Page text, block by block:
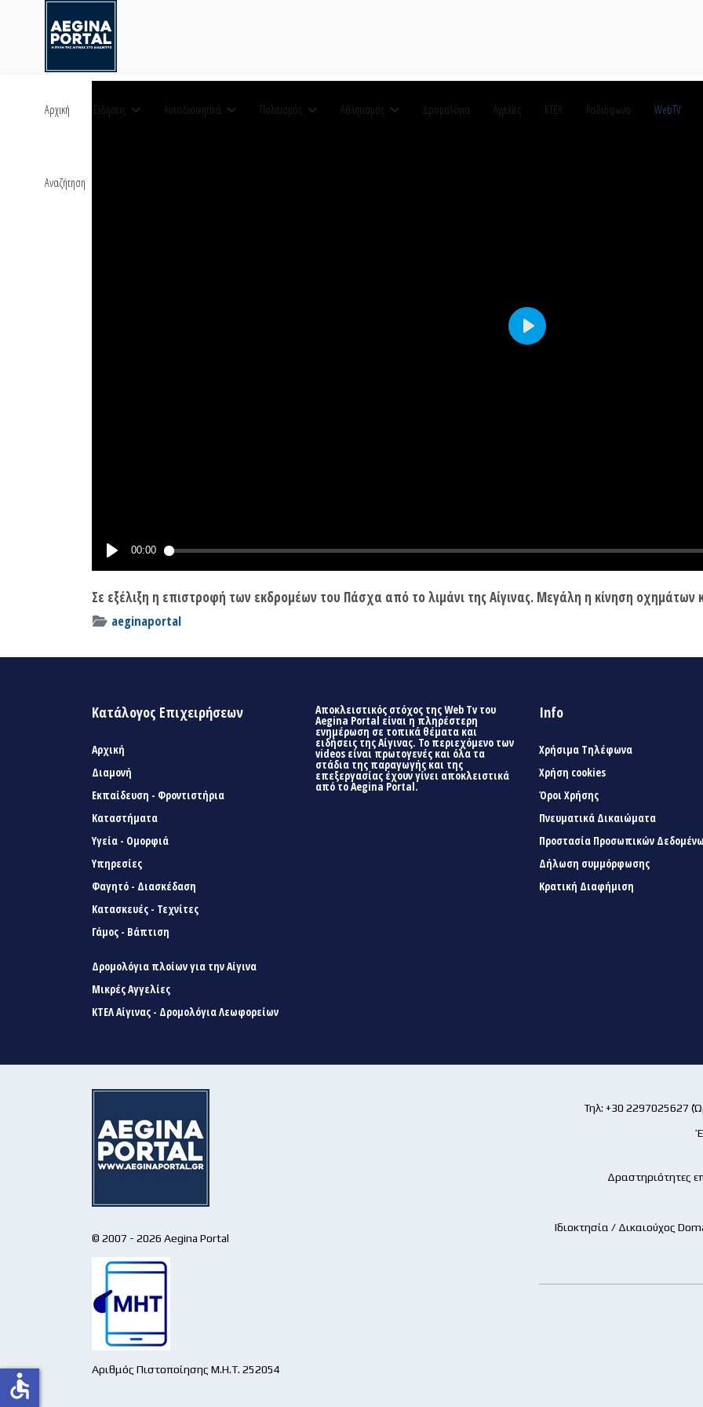
Αρχική Ειδήσεις Αυτοδιοικητικά Πολιτισμός Αθλητισμός Δρομολόγια Αγγελίες ΚΤΕΛ Ραδιόφωνο WebTV
Αναζήτηση
Σε εξέλιξη η επιστροφή των εκδρομέων του Πάσχα από το λιμάνι της Αίγινας. Μεγάλη η κίνηση οχημάτων
aeginaportal
Κατάλογος Επιχειρήσεων
Αρχική
Διαμονή
Εκπαίδευση - Φροντιστήρια
Καταστήματα
Υγεία - Ομορφιά
Υπηρεσίες
Φαγητό - Διασκέδαση
Κατασκευές - Τεχνίτες
Γάμος - Βάπτιση
Δρομολόγια πλοίων για την Αίγινα
Μικρές Αγγελίες
ΚΤΕΛ Αίγινας - Δρομολόγια Λεωφορείων
Αποκλειστικός στόχος της Web Tv του
Aegina Portal είναι η πληρέστερη
ενημέρωση σε τοπικά θέματα και
ειδήσεις της Αίγινας. Το περιεχόμενο των
videos είναι πρωτογενές και όλα τα
στάδια της παραγωγής και της
επεξεργασίας έχουν γίνει αποκλειστικά
από το Aegina Portal.
Info
Χρήσιμα Τηλέφωνα
Χρήση cookies
Όροι Χρήσης
Πνευματικά Δικαιώματα
Προστασία Προσωπικών
Δήλωση συμμόρφωσης
Κρατική Διαφήμιση
© 2007 - 2026 Aegina Portal
Αριθμός Πιστοποίησης Μ.Η.Τ. 252054
Τηλ: +30 2297025627
Δραστηριότητες
Ιδιοκτησία / Δικαιούχος
accessible